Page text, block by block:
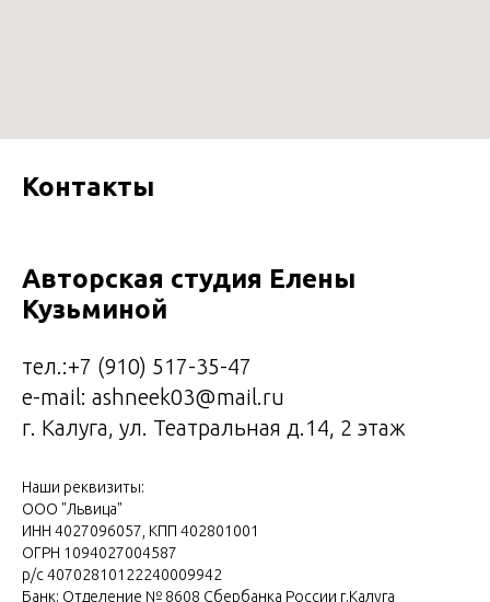
Контакты
Авторская студия Елены
Кузьминой
тел.:+7 (910) 517-35-47
e-mail: ashneek03@mail.ru
г. Калуга, ул. Театральная д.14, 2 этаж
Наши реквизиты:
ООО "Львица"
ИНН 4027096057, КПП 402801001
ОГРН 1094027004587
р/с 40702810122240009942
Банк: Отделение № 8608 Сбербанка России г.Калуга